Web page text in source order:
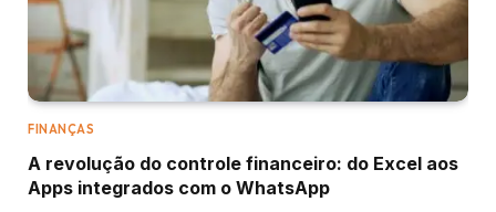
FINANÇAS
A revolução do controle financeiro: do Excel aos
Apps integrados com o WhatsApp